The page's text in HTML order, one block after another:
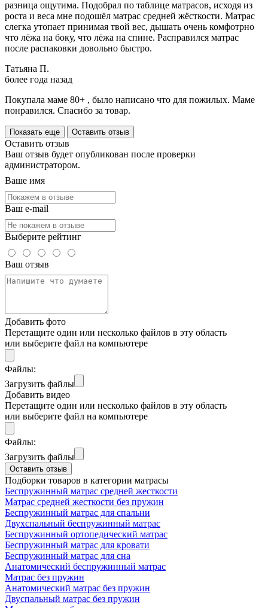
разница ощутима. Подобрал по таблице матрасов, исходя из
роста и веса мне подошёл матрас средней жёсткости. Матрас
слегка утопает принимая твой вес, дышать очень комфотрно
что лёжа на боку, что лёжа на спине. Расправился матрас
после распаковки довольно быстро.
Татьяна П.
более года назад
Покупала маме 80+ , было написано что для пожилых. Маме
понравился. Спасибо за товар.
Показать еще Оставить отзыв
Оставить отзыв
Ваш отзыв будет опубликован после проверки
администратором.
Ваше имя
Ваш e-mail
Выберите рейтинг
Ваш отзыв
Добавить фото
Перетащите один или несколько файлов в эту область
или выберите файл на компьютере
Файлы:
Загрузить файлы
Добавить видео
Перетащите один или несколько файлов в эту область
или выберите файл на компьютере
Файлы:
Загрузить файлы
Оставить отзыв
Подборки товаров в категории матрасы
Беспружинный матрас средней жесткости
Матрас средней жесткости без пружин
Беспружинный матрас для спальни
Двухспальный беспружинный матрас
Беспружинный ортопедический матрас
Беспружинный матрас для кровати
Беспружинный матрас для сна
Анатомический беспружинный матрас
Матрас без пружин
Анатомический матрас без пружин
Двуспальный матрас без пружин